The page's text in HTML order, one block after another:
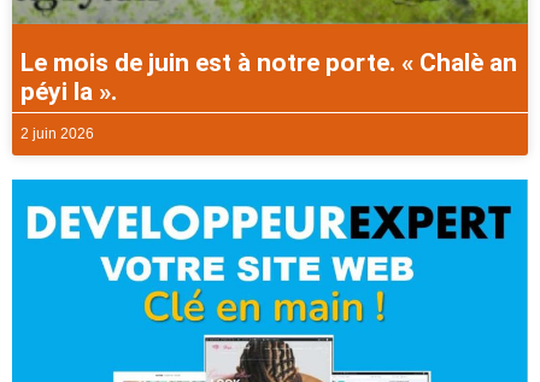
Le mois de juin est à notre porte. « Chalè an
péyi la ».
2 juin 2026